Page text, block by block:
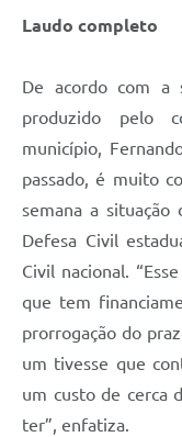
Laudo completo
De acordo com a
produzido pelo
município,
passado, é muito
semana a
Defesa Civil
Civil nacional.
que tem
prorrogação do
um tivesse que
um custo de cerca
ter”, enfatiza.